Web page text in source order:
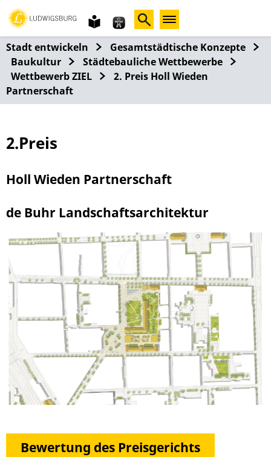
Gebärdensprache
leichte
Sprache
Stadt entwickeln
Gesamtstädtische Konzepte
Baukultur
Städtebauliche Wettbewerbe
Wettbewerb ZIEL
2. Preis Holl Wieden
Partnerschaft
2.Preis
Holl Wieden Partnerschaft
de Buhr Landschaftsarchitektur
Bewertung des Preisgerichts